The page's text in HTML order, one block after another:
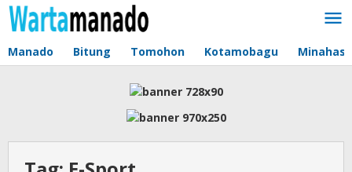
Lewati
ke
Manado Bitung Tomohon Kotamobagu Minahasa